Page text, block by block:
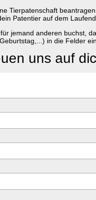
Tierpatenschaft
Patentier auf dem
jemand anderen buchst,
in die Felder
uns auf